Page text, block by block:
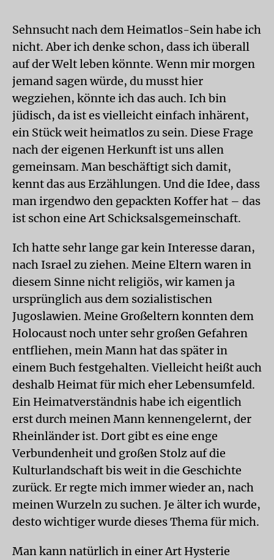
Sehnsucht nach dem Heimatlos-Sein habe ich
nicht. Aber ich denke schon, dass ich überall
auf der Welt leben könnte. Wenn mir morgen
jemand sagen würde, du musst hier
wegziehen, könnte ich das auch. Ich bin
jüdisch, da ist es vielleicht einfach inhärent,
ein Stück weit heimatlos zu sein. Diese Frage
nach der eigenen Herkunft ist uns allen
gemeinsam. Man beschäftigt sich damit,
kennt das aus Erzählungen. Und die Idee, dass
man irgendwo den gepackten Koffer hat – das
ist schon eine Art Schicksalsgemeinschaft.
Ich hatte sehr lange gar kein Interesse daran,
nach Israel zu ziehen. Meine Eltern waren in
diesem Sinne nicht religiös, wir kamen ja
ursprünglich aus dem sozialistischen
Jugoslawien. Meine Großeltern konnten dem
Holocaust noch unter sehr großen Gefahren
entfliehen, mein Mann hat das später in
einem Buch festgehalten. Vielleicht heißt auch
deshalb Heimat für mich eher Lebensumfeld.
Ein Heimatverständnis habe ich eigentlich
erst durch meinen Mann kennengelernt, der
Rheinländer ist. Dort gibt es eine enge
Verbundenheit und großen Stolz auf die
Kulturlandschaft bis weit in die Geschichte
zurück. Er regte mich immer wieder an, nach
meinen Wurzeln zu suchen. Je älter ich wurde,
desto wichtiger wurde dieses Thema für mich.
Man kann natürlich in einer Art Hysterie